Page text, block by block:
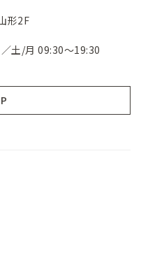
形2F
土/月 09:30～19:30